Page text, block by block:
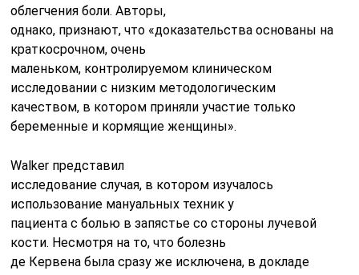
облегчения боли. Авторы,
однако, признают, что «доказательства основаны на
краткосрочном, очень
маленьком, контролируемом клиническом
исследовании с низким методологическим
качеством, в котором приняли участие только
беременные и кормящие женщины».
Walker представил
исследование случая, в котором изучалось
использование мануальных техник у
пациента с болью в запястье со стороны лучевой
кости. Несмотря на то, что болезнь
де Кервена была сразу же исключена, в докладе